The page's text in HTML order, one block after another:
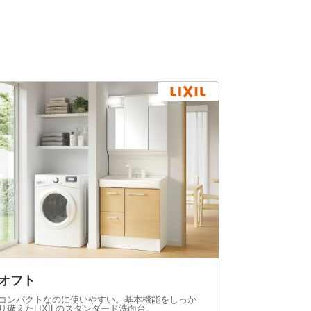
フト
コンパクトなのに使いやすい。基本機能をしっか
り備えたLIXILのスタンダード洗面台。